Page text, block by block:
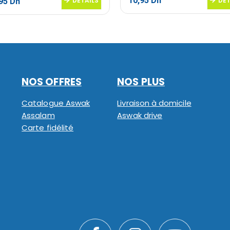
actuel
NOS OFFRES
Catalogue Aswak
Assalam
Carte fidélité
NOS PLUS
Livraison à domicile
Aswak drive